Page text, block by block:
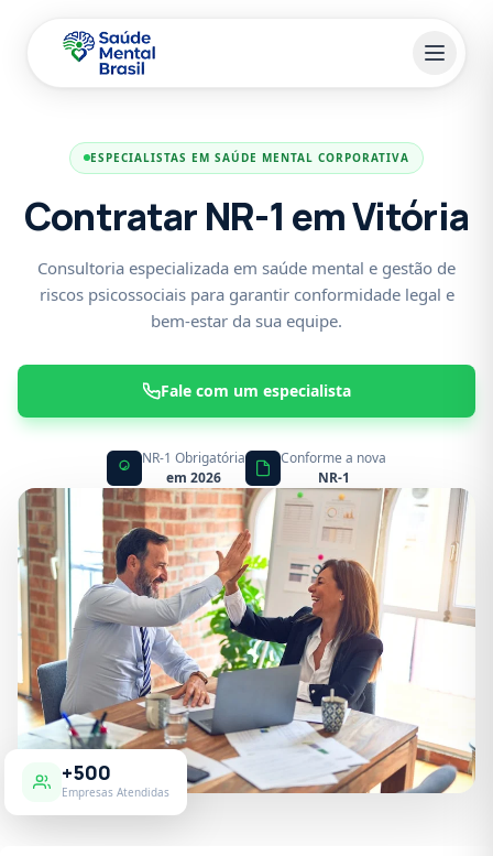
ESPECIALISTAS EM SAÚDE MENTAL CORPORATIVA
Contratar NR-1 em Vitória
Consultoria especializada em saúde mental e gestão de
riscos psicossociais para garantir conformidade legal e
bem-estar da sua equipe.
Fale com um especialista
NR-1 Obrigatória
em 2026
Conforme a nova
NR-1
+500
Empresas Atendidas